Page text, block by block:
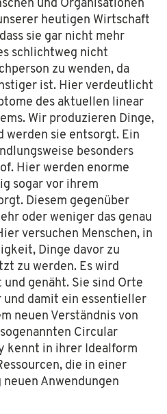
und Organisationen
heutigen Wirtschaft
sie gar nicht mehr
schlichtweg nicht
zu wenden, da
ist. Hier verdeutlicht
des aktuellen linear
Wir produzieren Dinge,
werden sie entsorgt. Ein
besonders
Hier werden enorme
sogar vor ihrem
Diesem gegenüber
oder weniger das genau
versuchen Menschen, in
Dinge davor zu
zu werden. Es wird
genäht. Sie sind Orte
damit ein essentieller
neuen Verständnis von
Circular
kennt in ihrer Idealform
die in einer
Anwendungen